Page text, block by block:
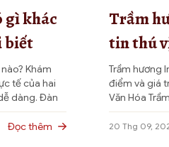
gì khác
biết
Khám
tế của hai
dàng. Đàn
liệu quý,
Đọc thêm
Trầm
tin thú
Trầm hương
điểm và giá
Văn Hóa
Indonesia,
gỗ quý hiếm
20 Thg 09,